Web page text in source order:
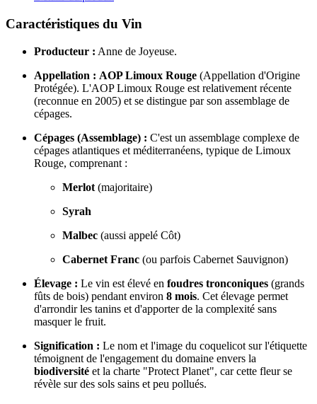
Caractéristiques du Vin
Producteur : Anne de Joyeuse.
Appellation : AOP Limoux Rouge (Appellation d'Origine
Protégée). L'AOP Limoux Rouge est relativement récente
(reconnue en 2005) et se distingue par son assemblage de
cépages.
Cépages (Assemblage) : C'est un assemblage complexe de
cépages atlantiques et méditerranéens, typique de Limoux
Rouge, comprenant :
Merlot (majoritaire)
Syrah
Malbec (aussi appelé Côt)
Cabernet Franc (ou parfois Cabernet Sauvignon)
Élevage : Le vin est élevé en foudres tronconiques (grands
fûts de bois) pendant environ 8 mois. Cet élevage permet
d'arrondir les tanins et d'apporter de la complexité sans
masquer le fruit.
Signification : Le nom et l'image du coquelicot sur l'étiquette
témoignent de l'engagement du domaine envers la
biodiversité et la charte "Protect Planet", car cette fleur se
révèle sur des sols sains et peu pollués.